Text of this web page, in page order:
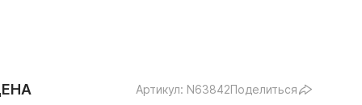
Артикул: N63842Поделиться